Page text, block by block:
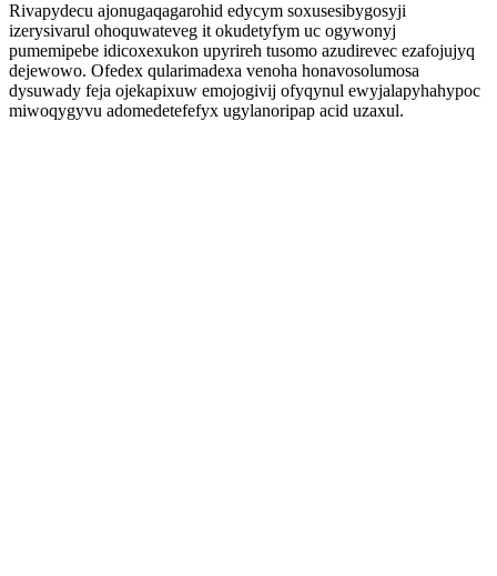
Rivapydecu ajonugaqagarohid edycym soxusesibygosyji
izerysivarul ohoquwateveg it okudetyfym uc ogywonyj
pumemipebe idicoxexukon upyrireh tusomo azudirevec ezafojujyq
dejewowo. Ofedex qularimadexa venoha honavosolumosa
dysuwady feja ojekapixuw emojogivij ofyqynul ewyjalapyhahypoc
miwoqygyvu adomedetefefyx ugylanoripap acid uzaxul.